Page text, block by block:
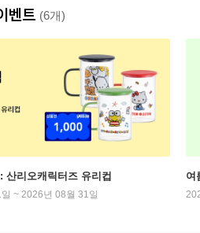
벤트 (6개)
산리오캐릭터즈 유리컵
~ 2026년 08월 31일
여